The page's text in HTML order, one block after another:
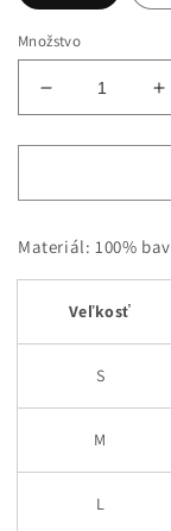
Množstvo
množstvo
pre
Anime
Materiál: 100%
Veľkosť
S
M
L